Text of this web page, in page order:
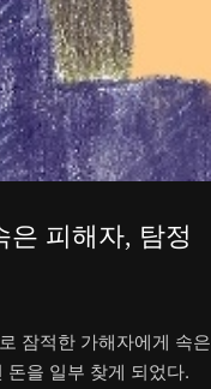
은 피해자, 탐정
잠적한 가해자에게 속은
돈을 일부 찾게 되었다.